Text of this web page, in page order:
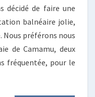
décidé de faire une
balnéaire jolie,
préférons nous
de Camamu, deux
fréquentée, pour le